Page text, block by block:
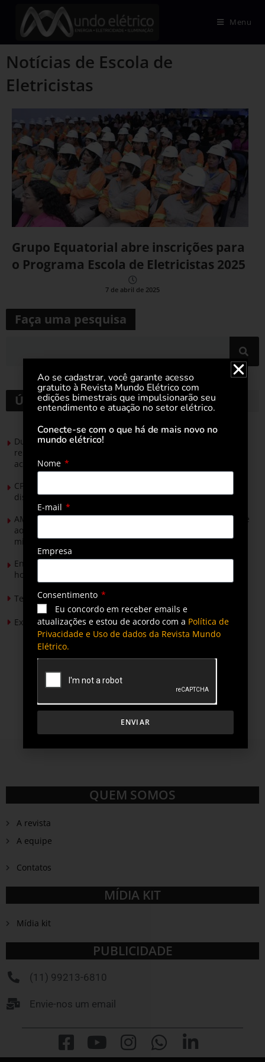
Menu
Notícias de Escola de
Eletricistas
Grupo Equatorial abre inscrições para
o Programa Escola de Eletricistas 2025
7 de abril de 2025
Faça uma pesquisa
Últimas notícias
Durante esforço concentrado do Congresso, setor de
renováveis apresenta no Senado Federal pautas para
acelerar transição energética
CPFL Energia e TIM se unem para criar a rede de
distribuição do futuro com tecnologia privativa
AMIG Brasil convida pré-candidatos ao Governo de Minas e
ao Senado para discutir propostas para os municípios
mineradores e afetados
Energia solar permitirá ampliar em 25% a produção de
hortaliças em projeto social no Tocantins
Tendências de Iluminação em 2026
Expansão da energia solar no Brasil
QUEM SOMOS
A revista
A equipe
Contatos
MÍDIA KIT
Mídia kit
PUBLICIDADE
(11) 99213-6810
Envie-nos um email
Ao se cadastrar, você garante acesso
gratuito à Revista Mundo Elétrico com
edições bimestrais que impulsionarão seu
entendimento e atuação no setor elétrico.
Conecte-se com o que há de mais novo no
mundo elétrico!
Nome
E-mail
Empresa
Consentimento
Eu concordo em receber emails e
atualizações e estou de acordo com a Política de
Privacidade e Uso de dados da Revista Mundo
Elétrico.
ENVIAR